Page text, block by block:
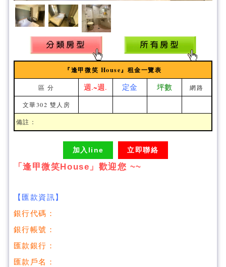
『逢甲微笑 House』租金一覽表
區 分 週.~週. 定金 坪數 網路
文華302 雙人房
備註：
加入line 立即聯絡
「逢甲微笑House」歡迎您 ~~
【匯款資訊】
銀行代碼：
銀行帳號：
匯款銀行：
匯款戶名：